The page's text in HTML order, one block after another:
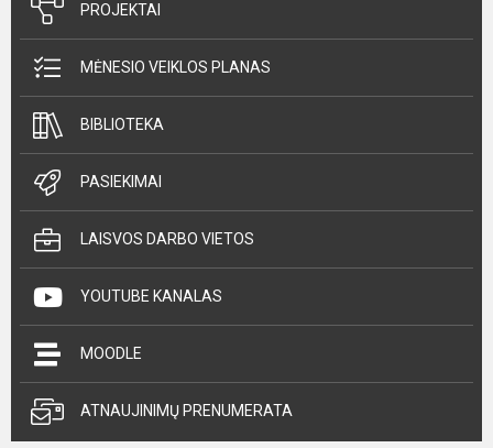
PROJEKTAI
MĖNESIO VEIKLOS PLANAS
BIBLIOTEKA
PASIEKIMAI
LAISVOS DARBO VIETOS
YOUTUBE KANALAS
MOODLE
ATNAUJINIMŲ PRENUMERATA